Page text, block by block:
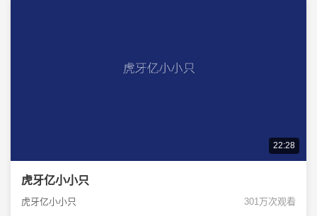
22:28
虎牙亿小小只
虎牙亿小小只 301万次观看